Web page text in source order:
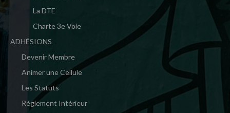
La DTE
Charte 3e Voie
ADHÉSIONS
Devenir Membre
Animer une Cellule
Les Statuts
Règlement Intérieur